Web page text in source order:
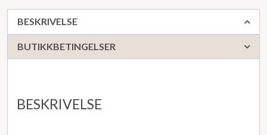
BESKRIVELSE
BUTIKKBETINGELSER
BESKRIVELSE